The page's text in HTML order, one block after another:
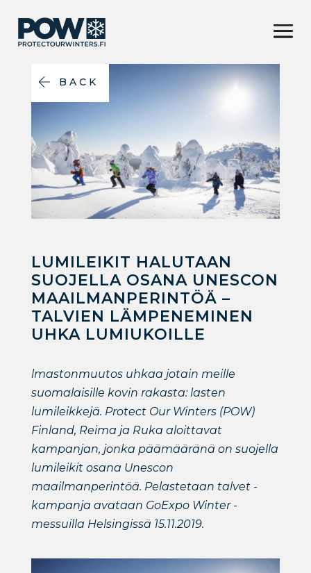
BACK
LUMILEIKIT HALUTAAN
SUOJELLA OSANA UNESCON
MAAILMANPERINTÖÄ –
TALVIEN LÄMPENEMINEN
UHKA LUMIUKOILLE
lmastonmuutos uhkaa jotain meille
suomalaisille kovin rakasta: lasten
lumileikkejä. Protect Our Winters (POW)
Finland, Reima ja Ruka aloittavat
kampanjan, jonka päämääränä on suojella
lumileikit osana Unescon
maailmanperintöä. Pelastetaan talvet -
kampanja avataan GoExpo Winter -
messuilla Helsingissä 15.11.2019.